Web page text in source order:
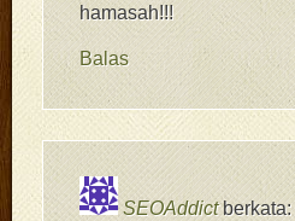
hamasah!!!
Balas
SEOAddict berkata: